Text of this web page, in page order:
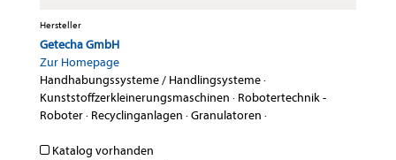
Hersteller
Getecha GmbH
Zur Homepage
Handhabungssysteme / Handlingsysteme·
Kunststoffzerkleinerungsmaschinen · Robotertechnik -
Roboter· Recyclinganlagen ·Granulatoren ·
Katalog vorhanden